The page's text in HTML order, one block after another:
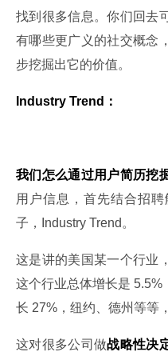
找到很多信息。你们回去
有哪些更广义的社交概念
步挖掘出它的价值。
Industry Trend：
我们怎么通过用户简历挖
用户信息，首先结合招
子，Industry Trend。
这是讲的美国某一个行业
这个行业总体增长是
长 27%，纽约、德州等等
这对很多公司做战略性决